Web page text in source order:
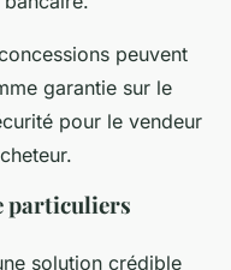
peuvent
garantie sur le
pour le vendeur
particuliers
solution crédible